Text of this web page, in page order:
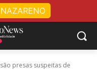
presas suspeitas de